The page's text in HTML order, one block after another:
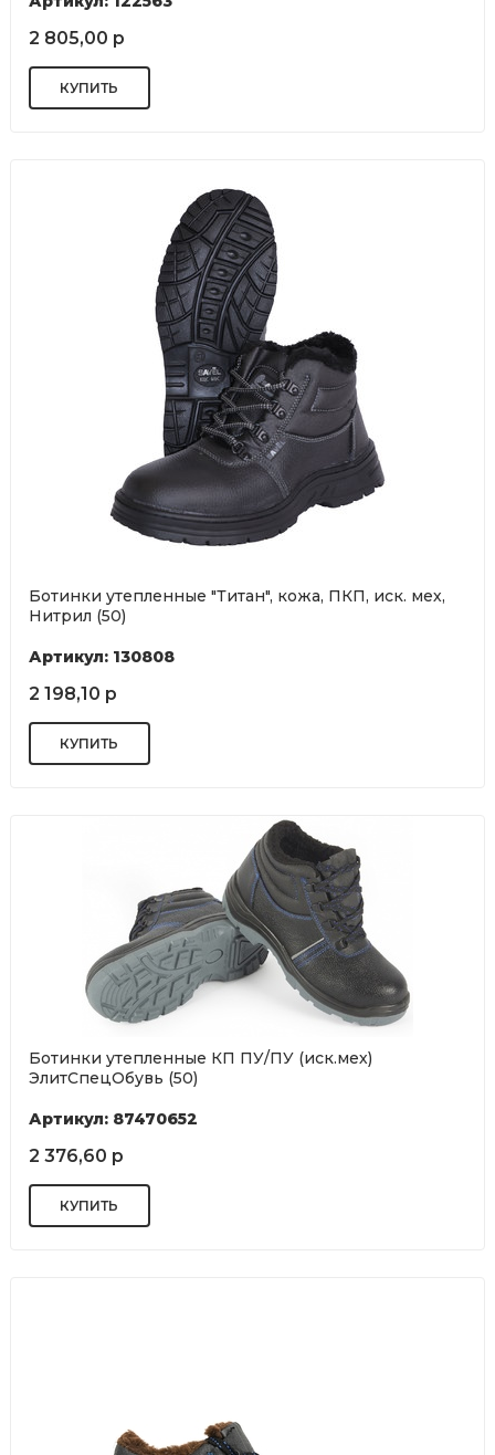
2 805,00 р
Ботинки утепленные "Титан", кожа, ПКП, иск. мех,
Нитрил (50)
Артикул: 130808
2 198,10 р
Ботинки утепленные КП ПУ/ПУ (иск.мех)
ЭлитСпецОбувь (50)
Артикул: 87470652
2 376,60 р